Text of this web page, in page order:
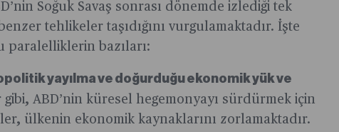
Soğuk Savaş sonrası dönemde izlediği tek
tehlikeler taşıdığını vurgulamaktadır. İşte
paralelliklerin bazıları:
yayılma ve doğurduğu ekonomik yük ve
ABD’nin küresel hegemonyayı sürdürmek için
ülkenin ekonomik kaynaklarını zorlamaktadır.